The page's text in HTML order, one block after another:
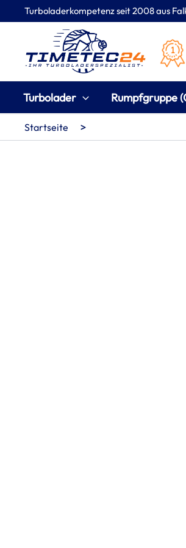
Turboladerkompetenz seit 2008 aus
Turbolader Rumpfgruppe
Inhalt
Startseite >